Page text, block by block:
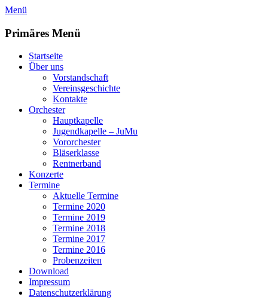
Zum
springen
Menü
Primäres Menü
Startseite
Über uns
Vorstandschaft
Vereinsgeschichte
Kontakte
Orchester
Hauptkapelle
Jugendkapelle – JuMu
Vororchester
Bläserklasse
Rentnerband
Konzerte
Termine
Aktuelle Termine
Termine 2020
Termine 2019
Termine 2018
Termine 2017
Termine 2016
Probenzeiten
Download
Impressum
Datenschutzerklärung